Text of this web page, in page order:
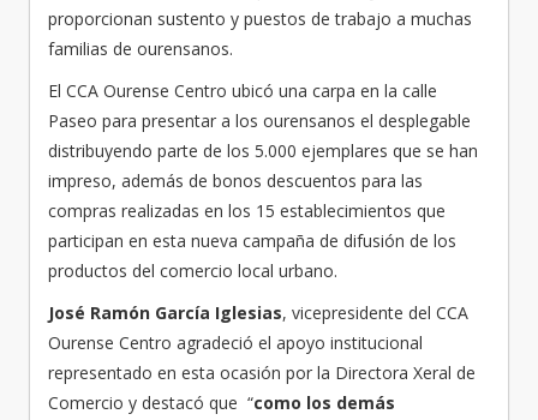
proporcionan sustento y puestos de trabajo a muchas
familias de ourensanos.
El CCA Ourense Centro ubicó una carpa en la calle
Paseo para presentar a los ourensanos el desplegable
distribuyendo parte de los 5.000 ejemplares que se han
impreso, además de bonos descuentos para las
compras realizadas en los 15 establecimientos que
participan en esta nueva campaña de difusión de los
productos del comercio local urbano.
José Ramón García Iglesias, vicepresidente del CCA
Ourense Centro agradeció el apoyo institucional
representado en esta ocasión por la Directora Xeral de
Comercio y destacó que “como los demás